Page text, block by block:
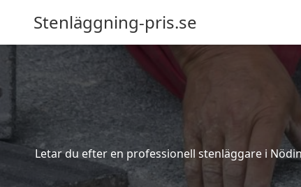
Stenläggning-pris.se
Letar du efter en professionell stenläggare i